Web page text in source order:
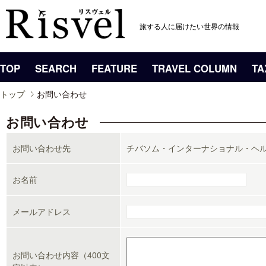
旅する人に届けたい世界の情報
TOP SEARCH FEATURE TRAVEL COLUMN
トップ お問い合わせ
お問い合わせ
お問い合わせ先 チバソム・インターナショナル・ヘ
お名前
メールアドレス
お問い合わせ内容（400文